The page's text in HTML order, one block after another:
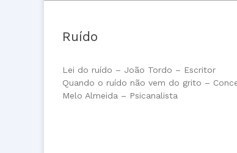
Ruído
Lei do ruído – João Tordo – Escritor
Quando o ruído não vem do grito –
Melo Almeida – Psicanalista